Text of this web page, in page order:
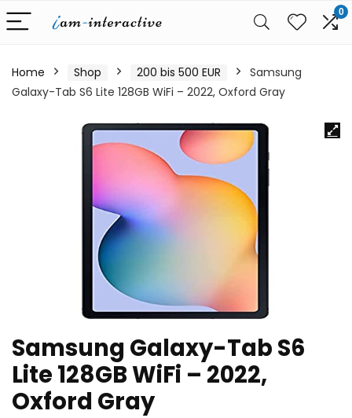
0
Home Shop 200 bis 500 EUR
Samsung
Galaxy-Tab S6 Lite 128GB WiFi – 2022, Oxford Gray
Samsung Galaxy-Tab S6
Lite 128GB WiFi – 2022,
Oxford Gray